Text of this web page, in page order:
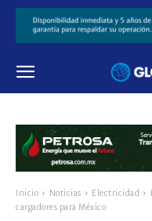
Inicio Noticias Electricidad
cargadores para México